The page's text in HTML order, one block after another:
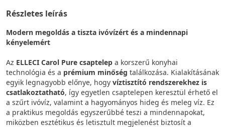
Részletes leírás
Modern megoldás a tiszta ivóvízért és a mindennapi
kényelemért
Az ELLECI Carol Pure csaptelep a korszerű konyhai
technológia és a prémium minőség találkozása. Kialakításának
egyik legnagyobb előnye, hogy víztisztító rendszerekhez is
csatlakoztatható, így egyetlen csaptelepen keresztül érhető el
a szűrt ivóvíz, valamint a hagyományos hideg és meleg víz. Ez
a praktikus megoldás egyszerűbbé teszi a mindennapokat,
miközben esztétikus és letisztult megjelenést biztosít a